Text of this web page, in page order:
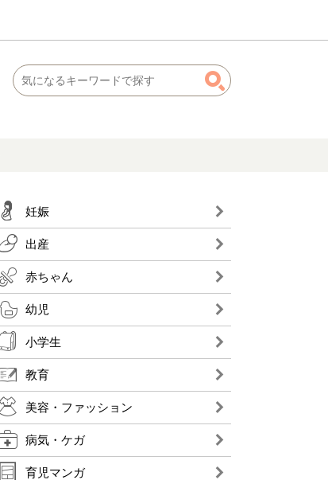
妊娠
出産
赤ちゃん
幼児
小学生
教育
美容・ファッション
病気・ケガ
育児マンガ